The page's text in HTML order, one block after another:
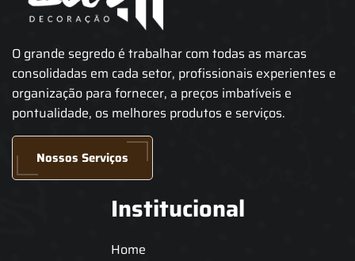
O grande segredo é trabalhar com todas as marcas
consolidadas em cada setor, profissionais experientes e
organização para fornecer, a preços imbatíveis e
pontualidade, os melhores produtos e serviços.
Nossos Serviços
Institucional
Home